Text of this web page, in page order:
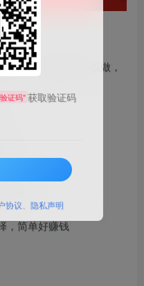
，安卓苹果都可以做，
做
，简单好赚钱
证码” 获取验证码
协议、 隐私声明